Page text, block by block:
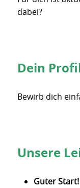
dabei?
Dein
Bewirb dich
Unsere
Guter Start!